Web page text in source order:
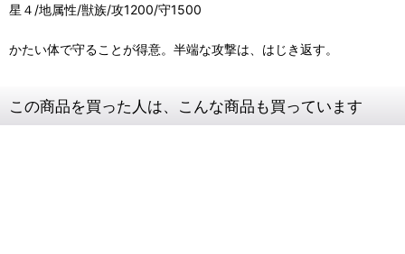
星４/地属性/獣族/攻1200/守1500
かたい体で守ることが得意。半端な攻撃は、はじき返す。
この商品を買った人は、こんな商品も買っています